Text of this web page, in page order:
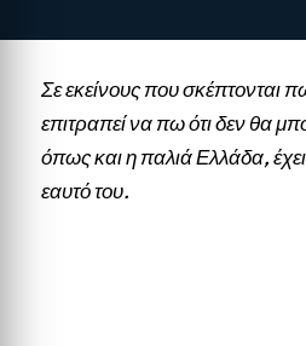
Σε εκείνους που σκέπτονται
επιτραπεί να πω ότι δεν θα
όπως και η παλιά Ελλάδα,
εαυτό του.